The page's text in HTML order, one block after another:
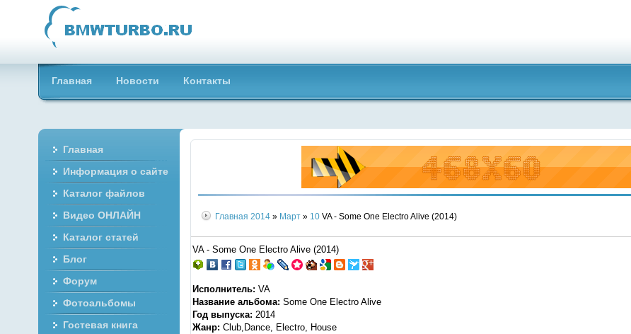
Главная Новости Контакты
Главная 2014 » Март » 10VA - Some One Electro Alive (2014)
VA - Some One Electro Alive (2014)
Исполнитель: VA
Название альбома: Some One Electro Alive
Год выпуска: 2014
Жанр: Club,Dance, Electro, House
Главная
Информация о сайте
Каталог файлов
Видео ОНЛАЙН
Каталог статей
Блог
Форум
Фотоальбомы
Гостевая книга